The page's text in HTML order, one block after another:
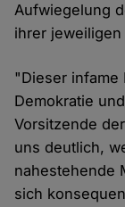
Aufwiegelung
ihrer
"Dieser infame
Demokratie
Vorsitzende
uns deutlich,
nahestehende
sich